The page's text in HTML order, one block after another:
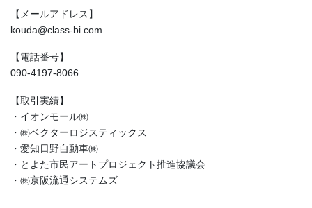
【メールアドレス】
kouda@class-bi.com
【電話番号】
090-4197-8066
【取引実績】
・イオンモール㈱
・㈱ベクターロジスティックス
・愛知日野自動車㈱
・とよた市民アートプロジェクト推進協議会
・㈱京阪流通システムズ